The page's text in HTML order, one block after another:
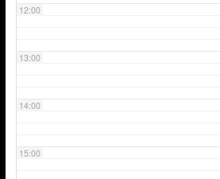
12:00
13:00
14:00
15:00